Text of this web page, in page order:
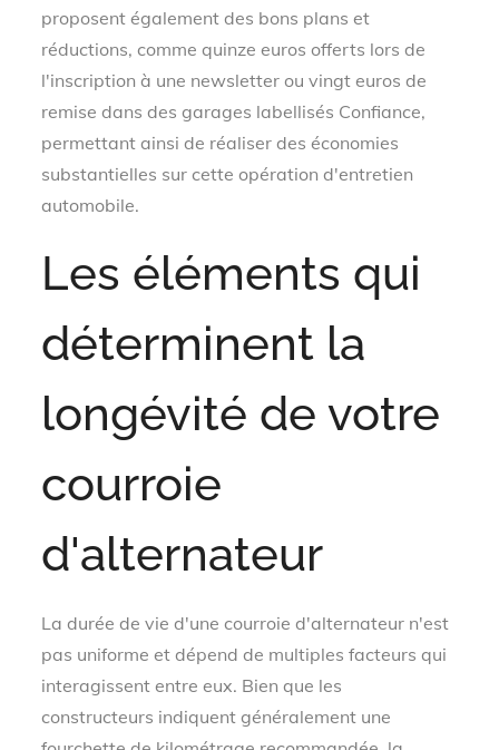
proposent également des bons plans et
réductions, comme quinze euros offerts lors de
l'inscription à une newsletter ou vingt euros de
remise dans des garages labellisés Confiance,
permettant ainsi de réaliser des économies
substantielles sur cette opération d'entretien
automobile.
Les éléments qui
déterminent la
longévité de votre
courroie
d'alternateur
La durée de vie d'une courroie d'alternateur n'est
pas uniforme et dépend de multiples facteurs qui
interagissent entre eux. Bien que les
constructeurs indiquent généralement une